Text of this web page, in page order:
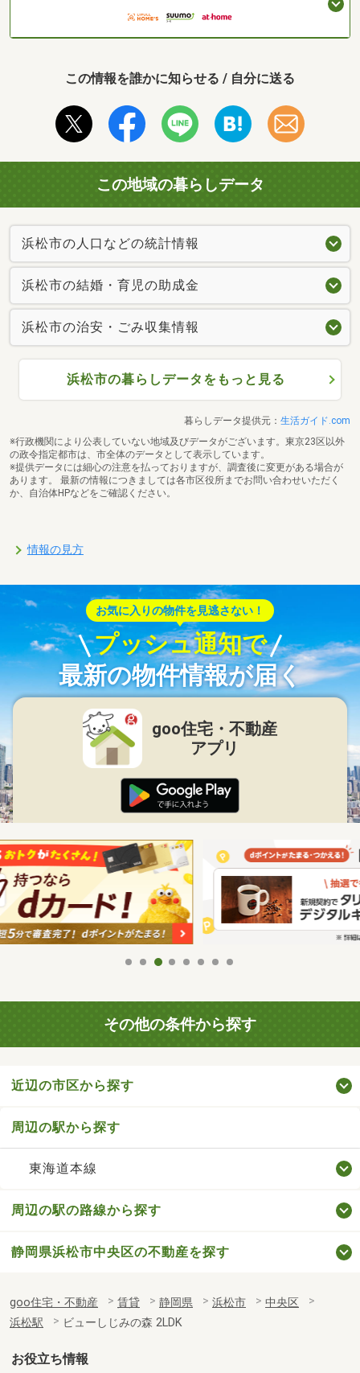
この情報を誰かに知らせる / 自分に送る
この地域の暮らしデータ
浜松市の人口などの統計情報
浜松市の結婚・育児の助成金
浜松市の治安・ごみ収集情報
浜松市の暮らしデータをもっと見る
暮らしデータ提供元： 生活ガイド.com
※行政機関により公表していない地域及びデータがございます。東京23区以外
の政令指定都市は、市全体のデータとして表示しています。
※提供データには細心の注意を払っておりますが、調査後に変更がある場合が
あります。 最新の情報につきましては各市区役所までお問い合わせいただく
か、自治体HPなどをご確認ください。
情報の見方
お気に入りの物件を見逃さない！
プッシュ通知で
最新の物件情報が届く
goo住宅・不動産
アプリ
その他の条件から探す
近辺の市区から探す
周辺の駅から探す
東海道本線
周辺の駅の路線から探す
静岡県浜松市中央区の不動産を探す
goo住宅・不動産 賃貸 静岡県 浜松市
中央区
浜松駅
ビューしじみの森 2LDK
お役立ち情報